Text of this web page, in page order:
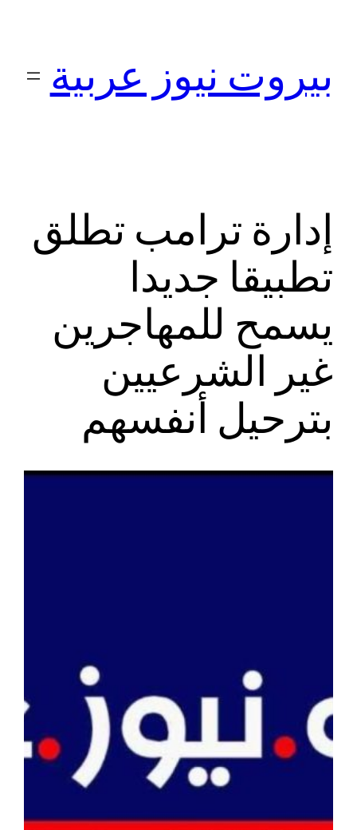
بيروت نيوز عربية
إدارة ترامب تطلق
تطبيقا جديدا
يسمح للمهاجرين
غير الشرعيين
بترحيل أنفسهم